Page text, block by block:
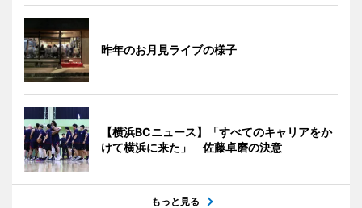
昨年のお月見ライブの様子
【横浜BCニュース】「すべてのキャリアをか
けて横浜に来た」 佐藤卓磨の決意
もっと見る